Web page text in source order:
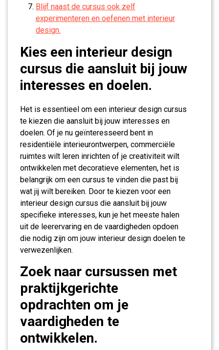
Blijf naast de cursus ook zelf
experimenteren en oefenen met interieur
design.
Kies een interieur design
cursus die aansluit bij jouw
interesses en doelen.
Het is essentieel om een interieur design cursus
te kiezen die aansluit bij jouw interesses en
doelen. Of je nu geïnteresseerd bent in
residentiële interieurontwerpen, commerciële
ruimtes wilt leren inrichten of je creativiteit wilt
ontwikkelen met decoratieve elementen, het is
belangrijk om een cursus te vinden die past bij
wat jij wilt bereiken. Door te kiezen voor een
interieur design cursus die aansluit bij jouw
specifieke interesses, kun je het meeste halen
uit de leerervaring en de vaardigheden opdoen
die nodig zijn om jouw interieur design doelen te
verwezenlijken.
Zoek naar cursussen met
praktijkgerichte
opdrachten om je
vaardigheden te
ontwikkelen.